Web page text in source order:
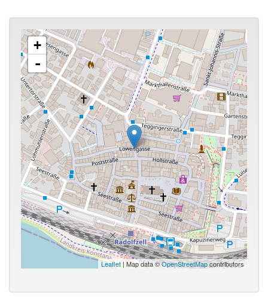
+
-
Leaflet| Map data ©OpenStreetMapcontributors